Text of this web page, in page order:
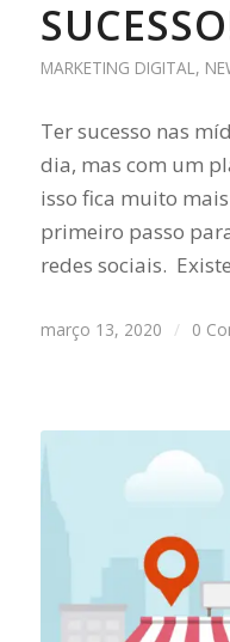
MARKETING DIGITAL ,
Ter sucesso nas
dia, mas com um
isso fica muito
primeiro passo
redes sociais.
março 13, 2020 / 0